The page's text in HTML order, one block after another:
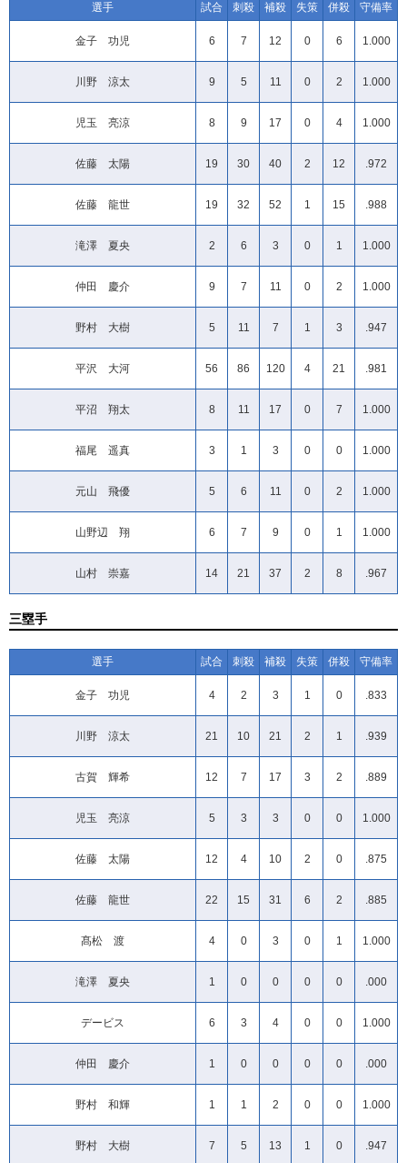
選手 試合 刺殺 補殺 失策 併殺 守備率
金子 功児 6 7 12 0 6 1.000
川野 涼太 9 5 11 0 2 1.000
児玉 亮涼 8 9 17 0 4 1.000
佐藤 太陽 19 30 40 2 12 .972
佐藤 龍世 19 32 52 1 15 .988
滝澤 夏央 2 6 3 0 1 1.000
仲田 慶介 9 7 11 0 2 1.000
野村 大樹 5 11 7 1 3 .947
平沢 大河 56 86 120 4 21 .981
平沼 翔太 8 11 17 0 7 1.000
福尾 遥真 3 1 3 0 0 1.000
元山 飛優 5 6 11 0 2 1.000
山野辺 翔 6 7 9 0 1 1.000
山村 崇嘉 14 21 37 2 8 .967
三塁手
選手 試合 刺殺 補殺 失策 併殺 守備率
金子 功児 4 2 3 1 0 .833
川野 涼太 21 10 21 2 1 .939
古賀 輝希 12 7 17 3 2 .889
児玉 亮涼 5 3 3 0 0 1.000
佐藤 太陽 12 4 10 2 0 .875
佐藤 龍世 22 15 31 6 2 .885
髙松 渡 4 0 3 0 1 1.000
滝澤 夏央 1 0 0 0 0 .000
デービス 6 3 4 0 0 1.000
仲田 慶介 1 0 0 0 0 .000
野村 和輝 1 1 2 0 0 1.000
野村 大樹 7 5 13 1 0 .947